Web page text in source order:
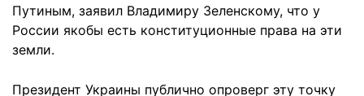
Путиным, заявил Владимиру Зеленскому, что у
России якобы есть конституционные права на эти
земли.
Президент Украины публично опроверг эту точку